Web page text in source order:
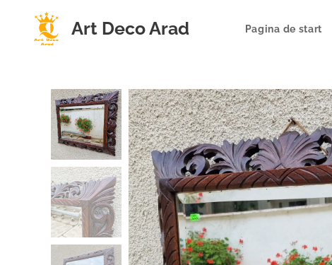
Art Deco Arad Pagina de start